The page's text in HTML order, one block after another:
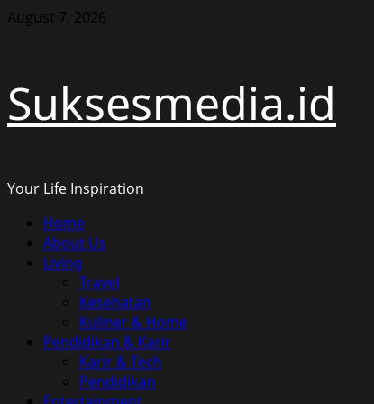
Skip
August 7, 2026
Suksesmedia.id
Your Life Inspiration
Primary
Menu
Home
About Us
Living
Travel
Kesehatan
Kuliner & Home
Pendidikan & Karir
Karir & Tech
Pendidikan